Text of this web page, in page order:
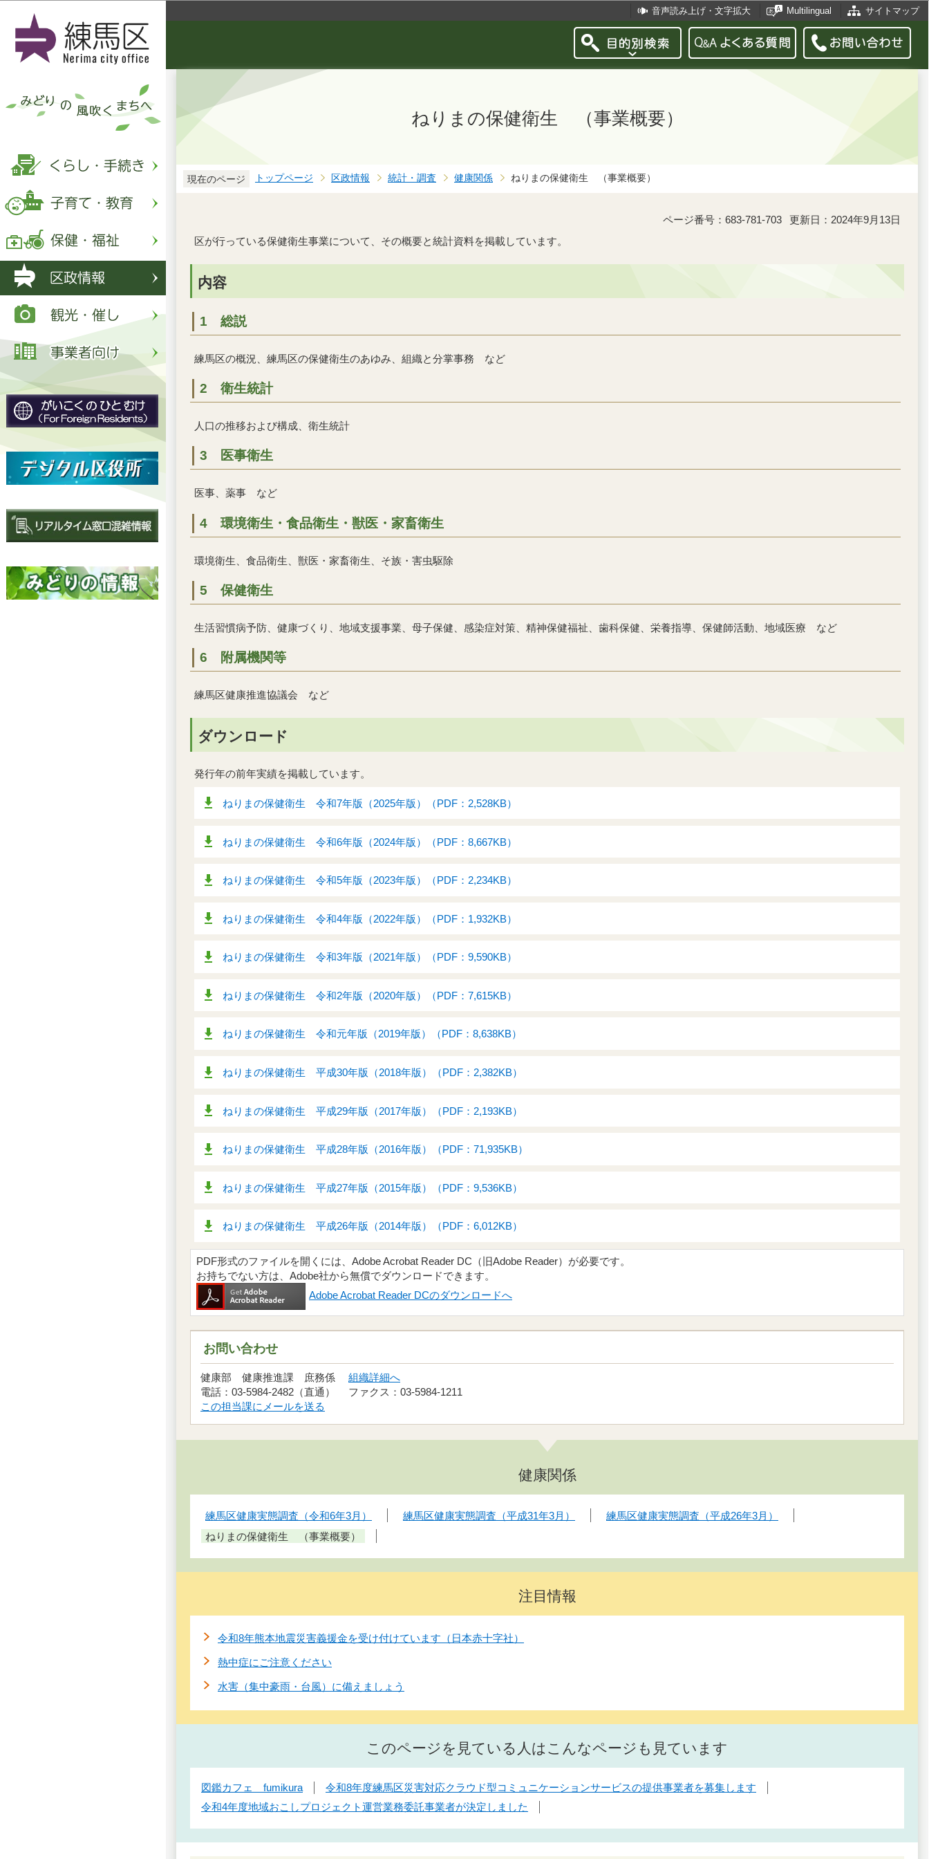
音声読み上げ・文字拡大 Multilingual サイトマップ
ねりまの保健衛生 （事業概要）
現在のページ トップページ 区政情報 統計・調査 健康関係 ねりまの保健衛生 （事業概要）
ページ番号：683-781-703
更新日：2024年9月13日
区が行っている保健衛生事業について、その概要と統計資料を掲載しています。
内容
1 総説
練馬区の概況、練馬区の保健衛生のあゆみ、組織と分掌事務 など
2 衛生統計
人口の推移および構成、衛生統計
3 医事衛生
医事、薬事 など
4 環境衛生・食品衛生・獣医・家畜衛生
環境衛生、食品衛生、獣医・家畜衛生、そ族・害虫駆除
5 保健衛生
生活習慣病予防、健康づくり、地域支援事業、母子保健、感染症対策、精神保健福祉、歯科保健、栄養指導、保健師活動、地域医療 など
6 附属機関等
練馬区健康推進協議会 など
ダウンロード
発行年の前年実績を掲載しています。
ねりまの保健衛生 令和7年版（2025年版）（PDF：2,528KB）
ねりまの保健衛生 令和6年版（2024年版）（PDF：8,667KB）
ねりまの保健衛生 令和5年版（2023年版）（PDF：2,234KB）
ねりまの保健衛生 令和4年版（2022年版）（PDF：1,932KB）
ねりまの保健衛生 令和3年版（2021年版）（PDF：9,590KB）
ねりまの保健衛生 令和2年版（2020年版）（PDF：7,615KB）
ねりまの保健衛生 令和元年版（2019年版）（PDF：8,638KB）
ねりまの保健衛生 平成30年版（2018年版）（PDF：2,382KB）
ねりまの保健衛生 平成29年版（2017年版）（PDF：2,193KB）
ねりまの保健衛生 平成28年版（2016年版）（PDF：71,935KB）
ねりまの保健衛生 平成27年版（2015年版）（PDF：9,536KB）
ねりまの保健衛生 平成26年版（2014年版）（PDF：6,012KB）
PDF形式のファイルを開くには、Adobe Acrobat Reader DC（旧Adobe Reader）が必要です。
お持ちでない方は、Adobe社から無償でダウンロードできます。
Adobe Acrobat Reader DCのダウンロードへ
お問い合わせ
健康部 健康推進課 庶務係 組織詳細へ
電話：03-5984-2482（直通） ファクス：03-5984-1211
この担当課にメールを送る
健康関係
練馬区健康実態調査（令和6年3月） 練馬区健康実態調査（平成31年3月）
練馬区健康実態調査（平成26年3月）
ねりまの保健衛生 （事業概要）
注目情報
令和8年熊本地震災害義援金を受け付けています（日本赤十字社）
熱中症にご注意ください
水害（集中豪雨・台風）に備えましょう
このページを見ている人はこんなページも見ています
図鑑カフェ fumikura
令和8年度練馬区災害対応クラウド型コミュニケーションサービスの提供事業者を募集します
令和4年度地域おこしプロジェクト運営業務委託事業者が決定しました